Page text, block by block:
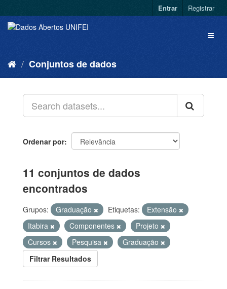
Entrar Registrar
Conjuntos de dados
Ordenar por
11 conjuntos de dados
encontrados
Grupos: Graduação Etiquetas:
Extensão
Itabira
Componentes
Projeto
Cursos
Pesquisa
Graduação
Filtrar Resultados